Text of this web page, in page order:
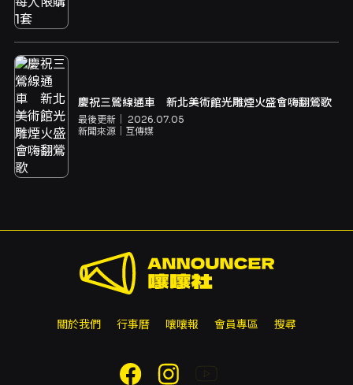
慶祝三鶯線通車 新北美術館光雕煙火盛會嗨翻鶯歌
最後更新｜ 2026.07.05
新聞來源｜ 互傳媒
關於我們 行事曆 嚷嚷報 會員專區 搜尋